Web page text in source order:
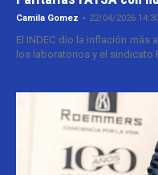
Camila Gomez - 22/04/2026
El INDEC dio la inflación más
los laboratorios y el sindicato